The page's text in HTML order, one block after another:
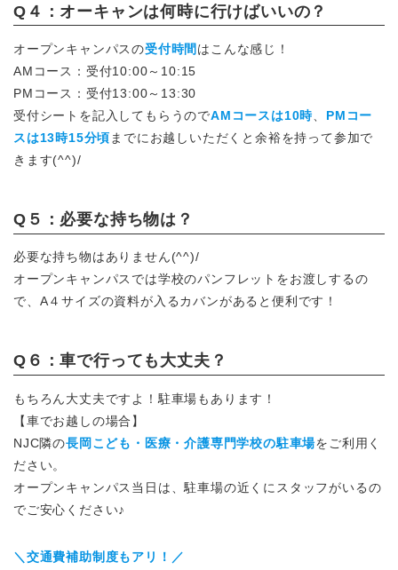
Q４：オーキャンは何時に行けばいいの？
オープンキャンパスの受付時間 はこんな感じ！
AMコース：受付10:00～10:15
PMコース：受付13:00～13:30
受付シートを記入してもらうのでAMコースは10時、 PMコー
スは13時15分頃までにお越しいただくと余裕を持って参加で
きます(^^)/
Q５：必要な持ち物は？
必要な持ち物はありません(^^)/
オープンキャンパスでは学校のパンフレットをお渡しするの
で、A４サイズの資料が入るカバンがあると便利です！
Q６：車で行っても大丈夫？
もちろん大丈夫ですよ！駐車場もあります！
【車でお越しの場合】
NJC隣の長岡こども・医療・介護専門学校の駐車場をご利用く
ださい。
オープンキャンパス当日は、駐車場の近くにスタッフがいるの
でご安心ください♪
＼交通費補助制度もアリ！／